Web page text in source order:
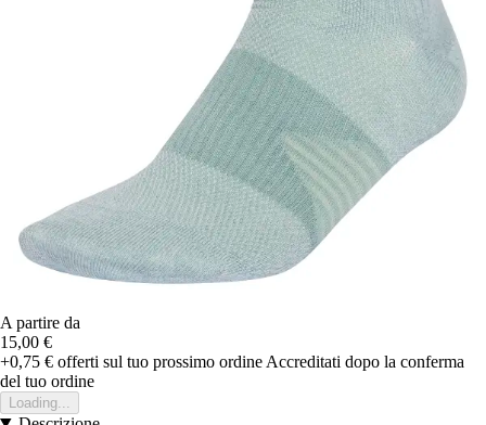
A partire da
15,00 €
+0,75 € offerti sul tuo prossimo ordine Accreditati dopo la conferma
del tuo ordine
Loading...